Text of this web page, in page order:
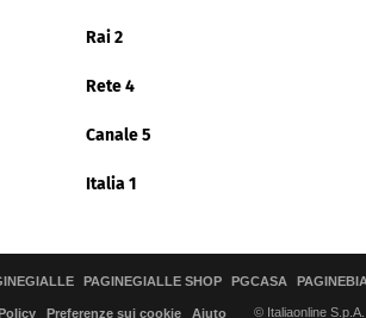
Rai 2
Rete 4
Canale 5
Italia 1
PAGINEGIALLE SHOP PGCASA
Preferenze sui cookie Aiuto © Italiaonline